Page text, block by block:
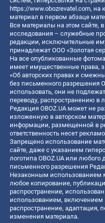
https://www.obozrevatel.com, на
материал в первом абзаце
Все материалы на этом сайте,
исследования – служебные
редакции, исключительные
принадлежат ООО «Золотая
На все опубликованные
имеет имущественные права,
«Об авторских правах и
без письменного разрешения
использовать, они не
переводу, распространению в
Редакция OBOZ.UA может не
изложенную в авторском
информации, размещенной в
ответственность несет
Запрещено использование
сайте, даже с указанием
логотипа OBOZ.UA или любого
письменного разрешения
Незаконным использованием
любое копирование,
распространение,
использованием, включением
распространение, адаптация,
изменения материала.